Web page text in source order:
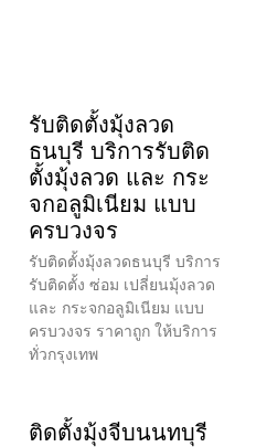
รับติดตั้งมุ้งลวด
ธนบุรี บริการรับติด
ตั้งมุ้งลวด และ กระ
จกอลูมิเนียม แบบ
ครบวงจร
รับติดตั้งมุ้งลวดธนบุรี บริการ
รับติดตั้ง ซ่อม เปลี่ยนมุ้งลวด
และ กระจกอลูมิเนียม แบบ
ครบวงจร ราคาถูก ให้บริการ
ทั่วกรุงเทพ
ติดตั้งมุ้งจีบนนทบุรี